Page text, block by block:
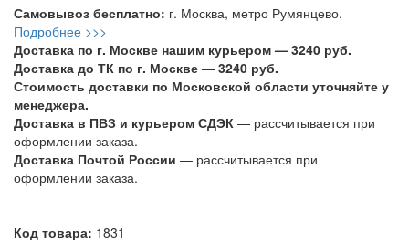
Самовывоз бесплатно: г. Москва, метро Румянцево.
Подробнее >>>
Доставка по г. Москве нашим курьером — 3240 руб.
Доставка до ТК по г. Москве — 3240 руб.
Стоимость доставки по Московской области уточняйте у
менеджера.
Доставка в ПВЗ и курьером СДЭК — рассчитывается при
оформлении заказа.
Доставка Почтой России — рассчитывается при
оформлении заказа.
Код товара: 1831